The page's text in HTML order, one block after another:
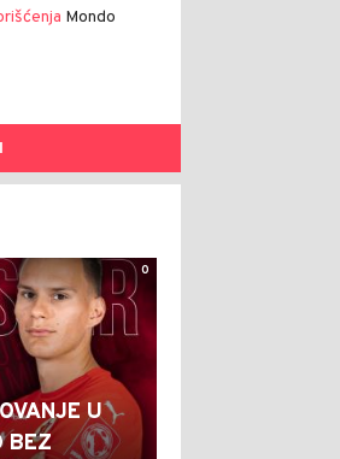
Mondo
0
U
BEZ